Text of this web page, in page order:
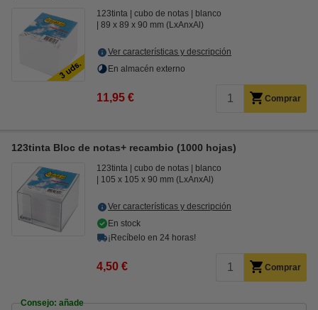
123tinta cubo de notas
blanco
89 x 89 x 90 mm (LxAnxAl)
Ver características y descripción
En almacén externo
11,95 € Comprar
123tinta Bloc de notas+ recambio (1000 hojas)
123tinta cubo de notas
blanco
105 x 105 x 90 mm (LxAnxAl)
Ver características y descripción
En stock
¡Recíbelo en 24 horas!
4,50 € Comprar
Consejo: añade